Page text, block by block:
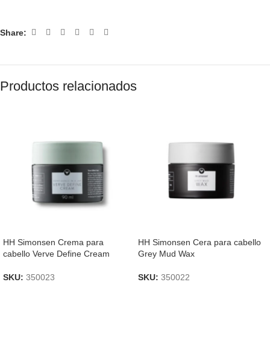
Share:
Productos relacionados
HH Simonsen Crema para
cabello Verve Define Cream
SKU: 350023
HH Simonsen Cera para cabello
Grey Mud Wax
SKU: 350022